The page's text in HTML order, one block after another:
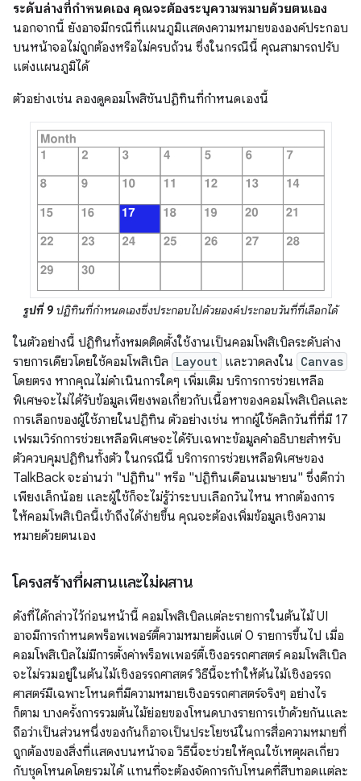
ระดับล่างที่กําหนดเอง คุณจะต้องระบุความหมายด้วยตนเอง
นอกจากนี้ ยังอาจมีกรณีที่แผนภูมิแสดงความหมายขององค์ประกอบ
บนหน้าจอไม่ถูกต้องหรือไม่ครบถ้วน ซึ่งในกรณีนี้ คุณสามารถปรับ
แต่งแผนภูมิได้
ตัวอย่างเช่น ลองดูคอมโพสิชันปฏิทินที่กำหนดเองนี้
รูปที่ 9ปฏิทินที่กำหนดเองซึ่งประกอบไปด้วยองค์ประกอบวันที่ที่เลือกได้
ในตัวอย่างนี้ ปฏิทินทั้งหมดติดตั้งใช้งานเป็นคอมโพสิเบิลระดับล่าง
รายการเดียวโดยใช้คอมโพสิเบิล Layout และวาดลงใน Canvas
โดยตรง หากคุณไม่ดำเนินการใดๆ เพิ่มเติม บริการการช่วยเหลือ
พิเศษจะไม่ได้รับข้อมูลเพียงพอเกี่ยวกับเนื้อหาของคอมโพสิเบิลและ
การเลือกของผู้ใช้ภายในปฏิทิน ตัวอย่างเช่น หากผู้ใช้คลิกวันที่ที่มี 17
เฟรมเวิร์กการช่วยเหลือพิเศษจะได้รับเฉพาะข้อมูลคำอธิบายสำหรับ
ตัวควบคุมปฏิทินทั้งตัว ในกรณีนี้ บริการการช่วยเหลือพิเศษของ
TalkBack จะอ่านว่า "ปฏิทิน" หรือ "ปฏิทินเดือนเมษายน" ซึ่งดีกว่า
เพียงเล็กน้อย และผู้ใช้ก็จะไม่รู้ว่าระบบเลือกวันไหน หากต้องการ
ให้คอมโพสิเบิลนี้เข้าถึงได้ง่ายขึ้น คุณจะต้องเพิ่มข้อมูลเชิงความ
หมายด้วยตนเอง
โครงสร้างที่ผสานและไม่ผสาน
ดังที่ได้กล่าวไว้ก่อนหน้านี้ คอมโพสิเบิลแต่ละรายการในต้นไม้ UI
อาจมีการกําหนดพร็อพเพอร์ตี้ความหมายตั้งแต่ 0 รายการขึ้นไป เมื่อ
คอมโพสิเบิลไม่มีการตั้งค่าพร็อพเพอร์ตี้เชิงอรรถศาสตร์ คอมโพสิเบิล
จะไม่รวมอยู่ในต้นไม้เชิงอรรถศาสตร์ วิธีนี้จะทำให้ต้นไม้เชิงอรรถ
ศาสตร์มีเฉพาะโหนดที่มีความหมายเชิงอรรถศาสตร์จริงๆ อย่างไร
ก็ตาม บางครั้งการรวมต้นไม้ย่อยของโหนดบางรายการเข้าด้วยกันและ
ถือว่าเป็นส่วนหนึ่งของกันก็อาจเป็นประโยชน์ในการสื่อความหมายที่
ถูกต้องของสิ่งที่แสดงบนหน้าจอ วิธีนี้จะช่วยให้คุณใช้เหตุผลเกี่ยว
กับชุดโหนดโดยรวมได้ แทนที่จะต้องจัดการกับโหนดที่สืบทอดแต่ละ